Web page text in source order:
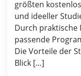
größten
und ideeller
Durch praktische
passende
Die Vorteile der
Blick […]